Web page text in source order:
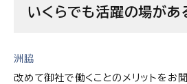
いくらでも活躍の場があ
洲脇
改めて御社で働くことのメリットをお